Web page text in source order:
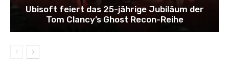
Ubisoft feiert das 25-jährige Jubiläum der
Tom Clancy’s Ghost Recon-Reihe